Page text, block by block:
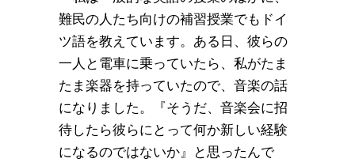
難民の人たち向けの補習授業でもドイ
ツ語を教えています。ある日、彼らの
一人と電車に乗っていたら、私がたま
たま楽器を持っていたので、音楽の話
になりました。『そうだ、音楽会に招
待したら彼らにとって何か新しい経験
になるのではないか』と思ったんで